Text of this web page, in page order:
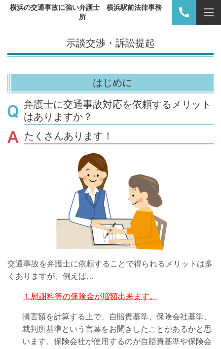
横浜の交通事故に強い弁護士 横浜駅前法律事務
所
示談交渉・訴訟提起
はじめに
弁護士に交通事故対応を依頼するメリット
はありますか？
たくさんあります！
交通事故を弁護士に依頼することで得られるメリットは多
くありますが、例えば…
⒈慰謝料等の保険金が増額出来ます。
損害額を計算する上で、自賠責基準、保険会社基準、
裁判所基準という言葉をお聞きしたことがあるかと思
います。保険会社が使用するのが自賠責基準や保険会